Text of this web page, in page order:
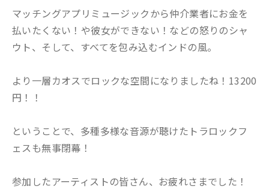
マッチングアプリミュージックから仲介業者にお金を
払いたくない！や彼女ができない！などの怒りのシャ
ウト、そして、すべてを包み込むインドの風。
より一層カオスでロックな空間になりましたね！13200
円！！
ということで、多種多様な音源が聴けたトラロックフ
ェスも無事閉幕！
参加したアーティストの皆さん、お疲れさまでした！